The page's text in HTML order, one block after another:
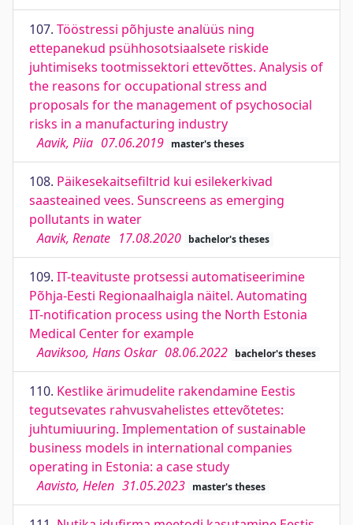
107. Tööstressi põhjuste analüüs ning
ettepanekud psühhosotsiaalsete riskide
juhtimiseks tootmissektori ettevõttes. Analysis of
the reasons for occupational stress and
proposals for the management of psychosocial
risks in a manufacturing industry
Aavik, Piia 07.06.2019 master's theses
108. Päikesekaitsefiltrid kui esilekerkivad
saasteained vees. Sunscreens as emerging
pollutants in water
Aavik, Renate 17.08.2020 bachelor's theses
109. IT-teavituste protsessi automatiseerimine
Põhja-Eesti Regionaalhaigla näitel. Automating
IT-notification process using the North Estonia
Medical Center for example
Aaviksoo, Hans Oskar 08.06.2022 bachelor's theses
110. Kestlike ärimudelite rakendamine Eestis
tegutsevates rahvusvahelistes ettevõtetes:
juhtumiuuring. Implementation of sustainable
business models in international companies
operating in Estonia: a case study
Aavisto, Helen 31.05.2023 master's theses